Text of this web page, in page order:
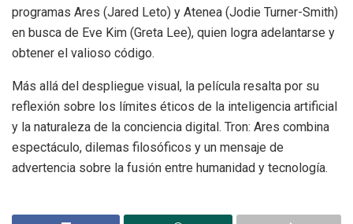
programas Ares (Jared Leto) y Atenea (Jodie Turner-Smith)
en busca de Eve Kim (Greta Lee), quien logra adelantarse y
obtener el valioso código.
Más allá del despliegue visual, la película resalta por su
reflexión sobre los límites éticos de la inteligencia artificial
y la naturaleza de la conciencia digital. Tron: Ares combina
espectáculo, dilemas filosóficos y un mensaje de
advertencia sobre la fusión entre humanidad y tecnología.